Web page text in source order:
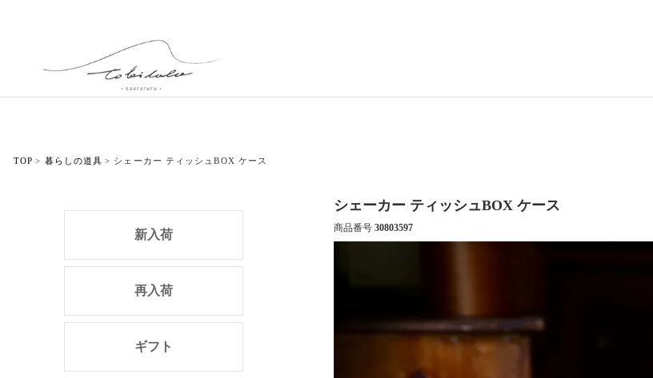
TOP 暮らしの道具 シェーカー ティッシュBOX ケース
新入荷
再入荷
ギフト
シェーカー ティッシュBOX ケース
商品番号 30803597